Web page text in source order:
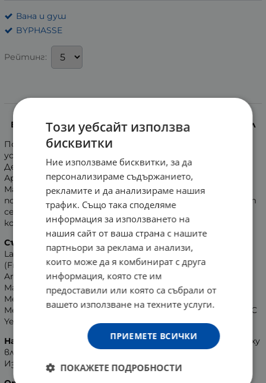
Вана и душ
BYPHASSE
Рейтинг:
Информация
БИФАС PLAISIR ДУШ ГЕЛ С АРГАНОВО МАСЛО 500 мл
Почистете кожата си с
усетете нежното докосване на
Деликатната му формула е с неутрално pH.
Ароматизира дискретно, пренасяйки ви в оазис в
Мароко.
Аргановото маслопритежава силни
подхранващи и овлажняващи свойства. Съдържащият
се
витамин Е запазва естествения липиден слой на
кожата и я защитава от свободните радикали.
Състав:
Aqua (Water), Cocamidopropyl Betaine, Sodium
Laureth Sulfate, Decyl Glucoside, Sodium Chloride, Parfum
(Fragrance), PEG-40 Hydrogenated Castor Oil, Laureth-3,
Argania Spinosa Kernel Oil, Polyquaternium-7, Citric Acid,
Magnesium Chloride, Magnesium Nitrate,
Methylchloroisothiazolinone, Methylisothiazolinone,
Methylparaben, Butylphenyl Methylpropional, CI 19140 (FD&C
Yellow No.5), Propylparaben, CI 14700 (FD&C Red No. 4).
Начин на употреба:
Нанесете малко количество върху
влажна кожа и масажирайте до образуване на пяна.
Изплакнете обилно с вода.
Този уебсайт използва
бисквитки
Ние използваме бисквитки, за да
персонализираме съдържанието,
рекламите и да анализираме нашия
трафик. Също така споделяме
информация за използването на
нашия сайт от ваша страна с нашите
партньори за реклама и анализи,
които може да я комбинират с друга
информация, която сте им
предоставили или която са събрали от
вашето използване на техните услуги.
ПРИЕМЕТЕ ВСИЧКИ
ПОКАЖЕТЕ ПОДРОБНОСТИ